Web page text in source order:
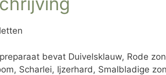
bevat Duivelsklauw, Rode
Scharlei, Ijzerhard, Smalbladige